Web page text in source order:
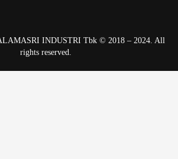
INDUSTRI Tbk © 2018 – 2024. All
rights reserved.